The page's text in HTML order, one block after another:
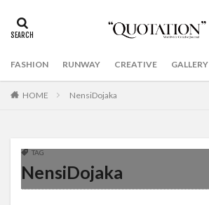
FASHION RUNWAY CREATIVE GALLERY
HOME NensiDojaka
TAG
NensiDojaka